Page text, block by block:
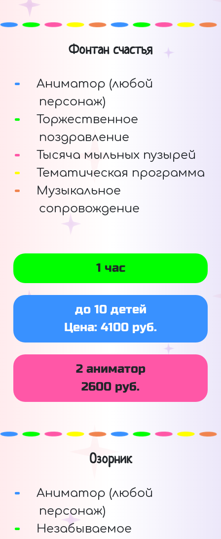
Фонтан счастья
Аниматор (любой
персонаж)
Торжественное
поздравление
Тысяча мыльных пузырей
Тематическая программа
Музыкальное
сопровождение
1 час
до 10 детей
Цена: 4100 руб.
2 аниматор
2600 руб.
Озорник
Аниматор (любой
персонаж)
Незабываемое